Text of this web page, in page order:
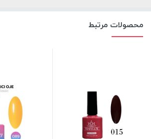
محصولات مرتبط